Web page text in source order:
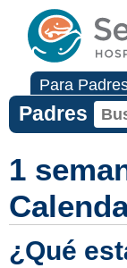
Para
Padres
1
¿Qué